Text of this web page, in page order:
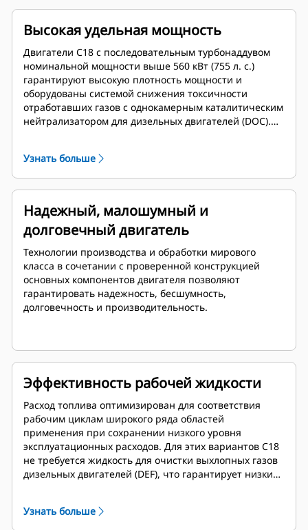
Высокая удельная мощность
Двигатели С18 с последовательным турбонаддувом
номинальной мощности выше 560 кВт (755 л. с.)
гарантируют высокую плотность мощности и
оборудованы системой снижения токсичности
отработавших газов с однокамерным каталитическим
нейтрализатором для дизельных двигателей (DOC).
требующее управления температурным режимом.
Узнать больше
Надежный, малошумный и
долговечный двигатель
Технологии производства и обработки мирового
класса в сочетании с проверенной конструкцией
основных компонентов двигателя позволяют
гарантировать надежность, бесшумность,
долговечность и производительность.
Эффективность рабочей жидкости
Расход топлива оптимизирован для соответствия
рабочим циклам широкого ряда областей
применения при сохранении низкого уровня
эксплуатационных расходов. Для этих вариантов С18
не требуется жидкость для очистки выхлопных газов
дизельных двигателей (DEF), что гарантирует низкие
Узнать больше